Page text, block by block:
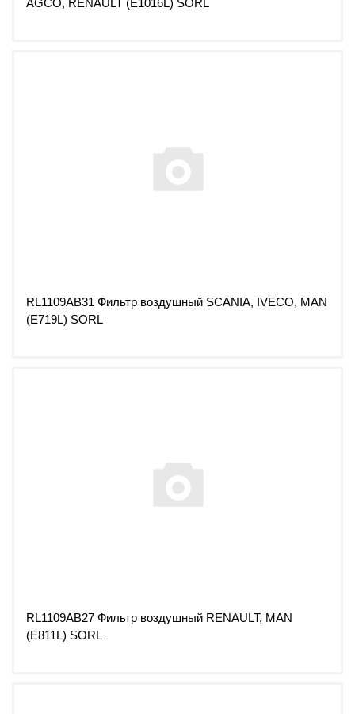
AGCO, RENAULT (E1016L) SORL
RL1109AB31 Фильтр воздушный SCANIA, IVECO, MAN
(E719L) SORL
RL1109AB27 Фильтр воздушный RENAULT, MAN
(E811L) SORL